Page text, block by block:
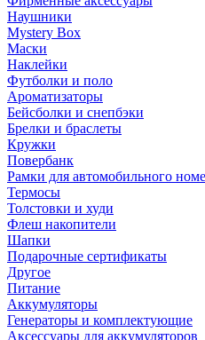
Наушники
Mystery Box
Маски
Наклейки
Футболки и поло
Ароматизаторы
Бейсболки и снепбэки
Брелки и браслеты
Кружки
Повербанк
Рамки для автомобильного
Термосы
Толстовки и худи
Флеш накопители
Шапки
Подарочные сертификаты
Другое
Питание
Аккумуляторы
Генераторы и комплектующие
Аксессуары для аккумуляторов